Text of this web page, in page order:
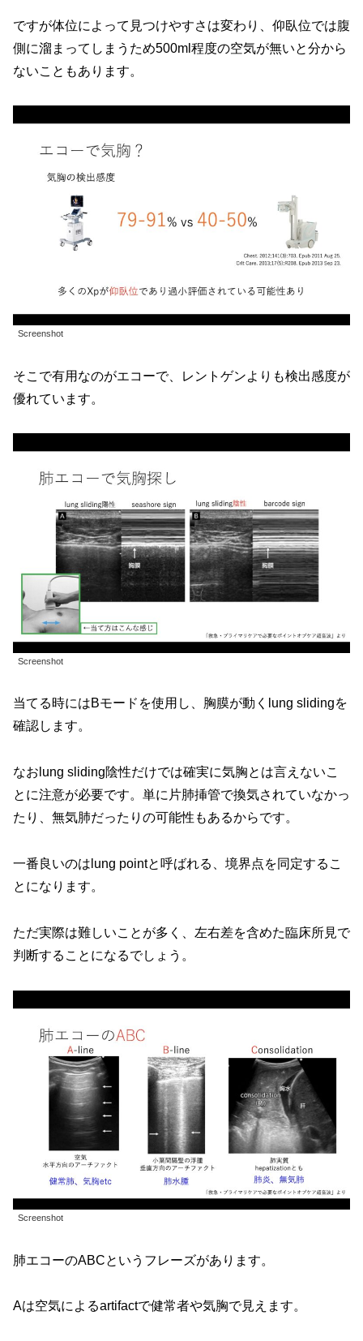
ですが体位によって見つけやすさは変わり、仰臥位では腹
側に溜まってしまうため500ml程度の空気が無いと分から
ないこともあります。
Screenshot
そこで有用なのがエコーで、レントゲンよりも検出感度が
優れています。
Screenshot
当てる時にはBモードを使用し、胸膜が動くlung slidingを
確認します。
なおlung sliding陰性だけでは確実に気胸とは言えないこ
とに注意が必要です。単に片肺挿管で換気されていなかっ
たり、無気肺だったりの可能性もあるからです。
一番良いのはlung pointと呼ばれる、境界点を同定するこ
とになります。
ただ実際は難しいことが多く、左右差を含めた臨床所見で
判断することになるでしょう。
Screenshot
肺エコーのABCというフレーズがあります。
Aは空気によるartifactで健常者や気胸で見えます。